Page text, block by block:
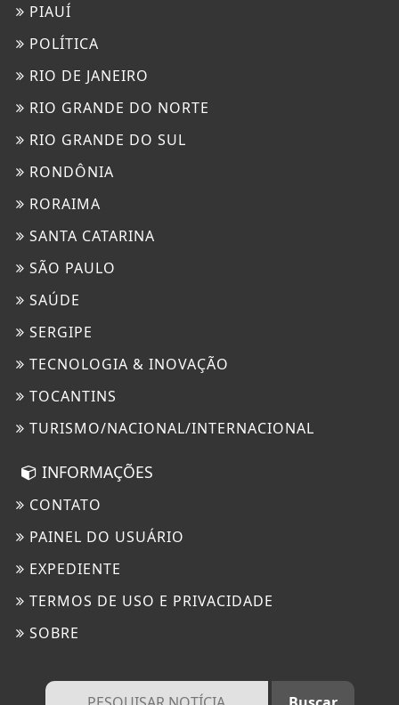
PIAUÍ
POLÍTICA
RIO DE JANEIRO
RIO GRANDE DO NORTE
RIO GRANDE DO SUL
RONDÔNIA
RORAIMA
SANTA CATARINA
SÃO PAULO
SAÚDE
SERGIPE
TECNOLOGIA & INOVAÇÃO
TOCANTINS
TURISMO/NACIONAL/INTERNACIONAL
INFORMAÇÕES
CONTATO
PAINEL DO USUÁRIO
EXPEDIENTE
TERMOS DE USO E PRIVACIDADE
SOBRE